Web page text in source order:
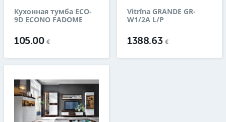
Кухонная тумба ECO-
9D ECONO FADOME
105.00€
Vitrīna GRANDE GR-
W1/2A L/P
1388.63 €